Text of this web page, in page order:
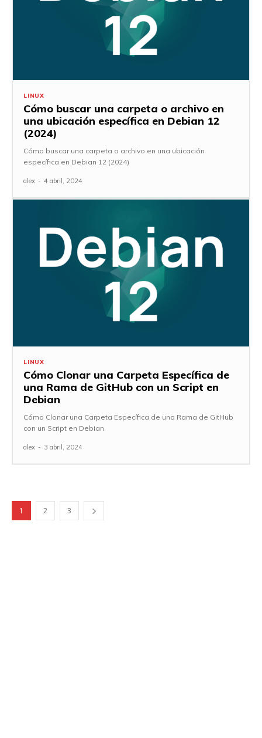
LINUX
Cómo buscar una carpeta o archivo en
una ubicación específica en Debian 12
(2024)
Cómo buscar una carpeta o archivo en una ubicación
específica en Debian 12 (2024)
alex - 4 abril, 2024
LINUX
Cómo Clonar una Carpeta Específica de
una Rama de GitHub con un Script en
Debian
Cómo Clonar una Carpeta Específica de una Rama de GitHub
con un Script en Debian
alex - 3 abril, 2024
1 2 3